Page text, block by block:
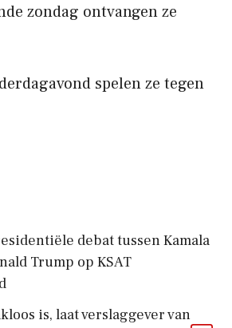
zondag ontvangen ze
spelen ze tegen
debat tussen Kamala
Trump op KSAT
is, laat verslaggever van